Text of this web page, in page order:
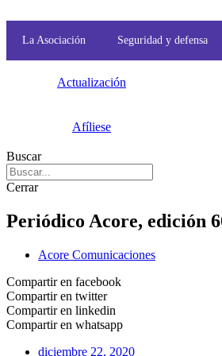
contenido
La Asociación Seguridad y defensa
Actualización
Afíliese
Buscar
Cerrar
Periódico Acore, edición
Acore Comunicaciones
Compartir en facebook
Compartir en twitter
Compartir en linkedin
Compartir en whatsapp
diciembre 22, 2020